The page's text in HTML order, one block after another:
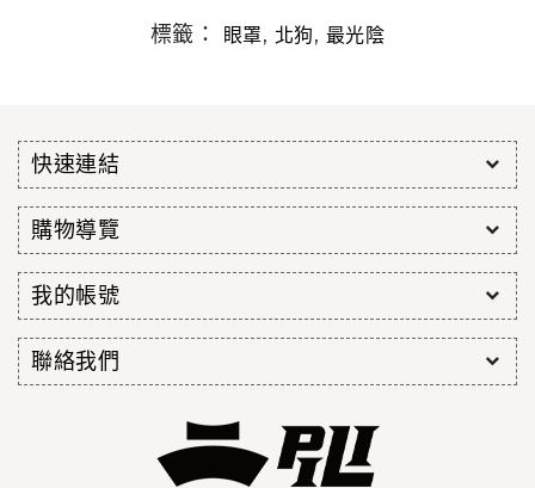
標籤： 眼罩, 北狗, 最光陰
快速連結
購物導覽
我的帳號
聯絡我們